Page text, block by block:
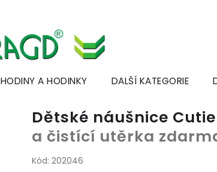
HODINY A HODINKY DALŠÍ KATEGORIE
Dětské náušnice Cutie
a čistící utěrka
Kód: 202046